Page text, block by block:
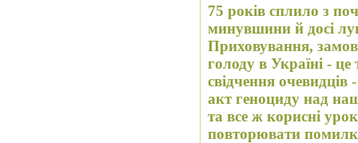
75 років сплило з
минувшини й досі
Приховування,
голоду в Україні -
свідчення
акт геноциду над
та все ж корисні
повторювати